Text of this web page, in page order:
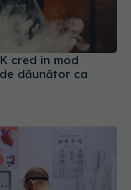
cred în mod
dăunător ca